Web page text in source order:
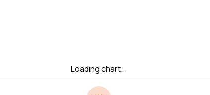
Loading chart...